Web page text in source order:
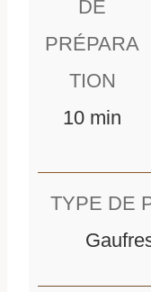
DE
PRÉPARA
TION
10m
n
u
min
TYPE DE